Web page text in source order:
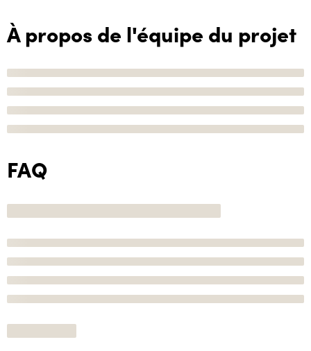
À propos de l'équipe du projet
FAQ